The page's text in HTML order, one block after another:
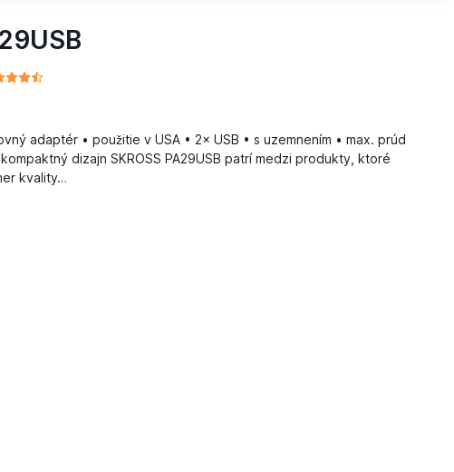
adaptér • použitie v USA • 2× USB • s uzemnením • max. prúd
dizajn SKROSS PA29USB patrí medzi produkty, ktoré
kvality…